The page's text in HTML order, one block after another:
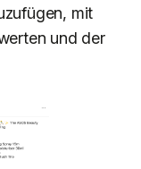
mit
und der